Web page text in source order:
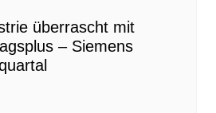
überrascht mit
– Siemens